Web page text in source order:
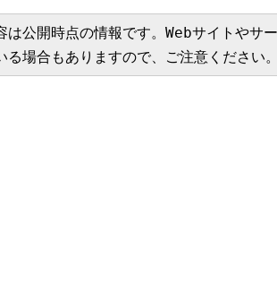
は公開時点の情報です。Webサイトやサ
る場合もありますので、ご注意ください。